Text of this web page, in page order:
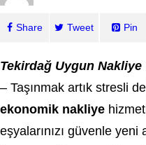
Share Tweet Pin
Tekirdağ Uygun Nakliye
– Taşınmak artık stresli
ekonomik nakliye
eşyalarınızı güvenle yeni